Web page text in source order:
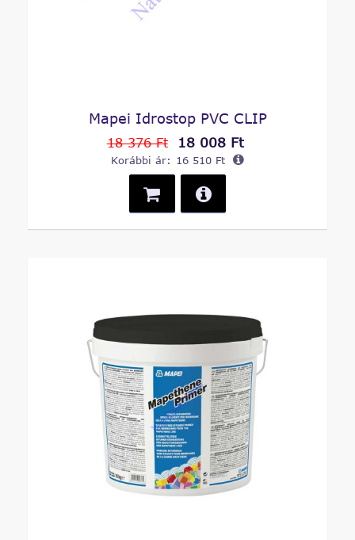
Mapei Idrostop PVC CLIP
18 376 Ft 18 008 Ft
Korábbi ár: 16 510 Ft